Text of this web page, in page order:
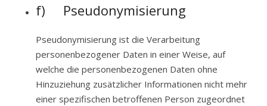
f) Pseudonymisierung
Pseudonymisierung ist die Verarbeitung
personenbezogener Daten in einer Weise, auf
welche die personenbezogenen Daten ohne
Hinzuziehung zusätzlicher Informationen nicht mehr
einer spezifischen betroffenen Person zugeordnet